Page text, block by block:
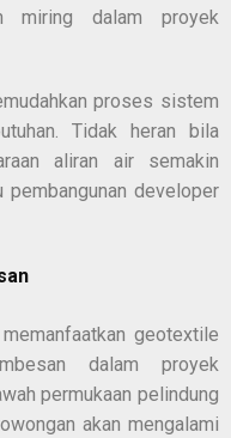
miring dalam proyek
proses sistem
Tidak heran bila
aliran air semakin
pembangunan developer
geotextile
dalam proyek
permukaan pelindung
akan mengalami